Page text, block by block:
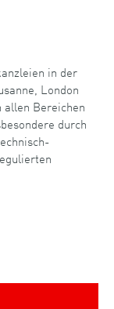
in der
London
Bereichen
durch